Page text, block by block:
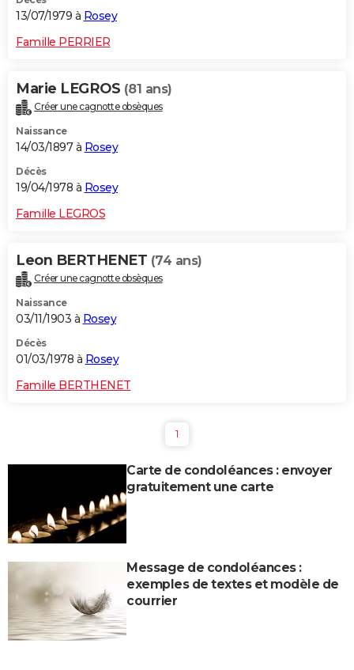
13/07/1979 à Rosey
Famille PERRIER
Marie LEGROS (81 ans)
Créer une cagnotte obsèques
Naissance
14/03/1897 à Rosey
Décès
19/04/1978 à Rosey
Famille LEGROS
Leon BERTHENET (74 ans)
Créer une cagnotte obsèques
Naissance
03/11/1903 à Rosey
Décès
01/03/1978 à Rosey
Famille BERTHENET
1
Carte de condoléances : envoyer
gratuitement une carte
Message de condoléances :
exemples de textes et modèle de
courrier